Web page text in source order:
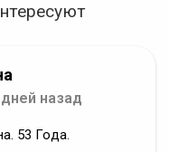
назад
53 Года.